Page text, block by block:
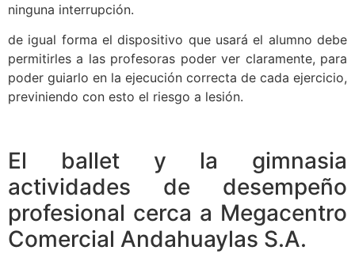
ninguna interrupción.
de igual forma el dispositivo que usará el alumno debe
permitirles a las profesoras poder ver claramente, para
poder guiarlo en la ejecución correcta de cada ejercicio,
previniendo con esto el riesgo a lesión.
El ballet y la gimnasia
actividades de desempeño
profesional cerca a Megacentro
Comercial Andahuaylas S.A.